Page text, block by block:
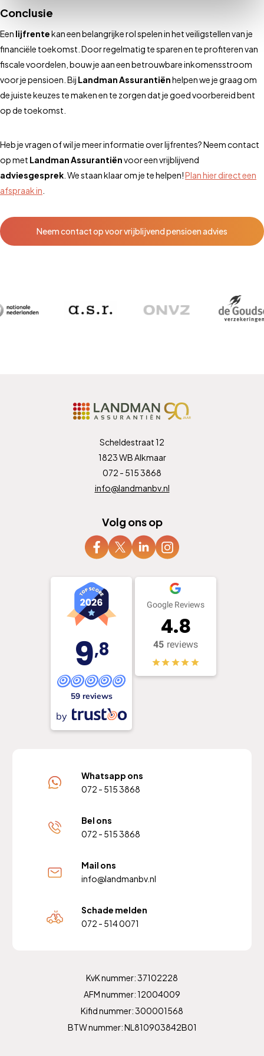
Conclusie
Een lijfrentekan een belangrijke rol spelen in het veiligstellen van je
financiële toekomst. Door regelmatig te sparen en te profiteren van
fiscale voordelen, bouw je aan een betrouwbare inkomensstroom
voor je pensioen. Bij Landman Assurantiënhelpen we je graag om
de juiste keuzes te maken en te zorgen dat je goed voorbereid bent
op de toekomst.
Heb je vragen of wil je meer informatie over lijfrentes? Neem contact
op met Landman Assurantiënvoor een vrijblijvend
adviesgesprek . We staan klaar om je te helpen!Plan hier direct een
afspraak in
Neem contact op voor vrijblijvend pensioen advies
Scheldestraat 12
1823 WB Alkmaar
072 - 515 3868
info@landmanbv.nl
Volg ons op
9,8
59 reviews
by
Google Reviews
4.8
45 reviews
Whatsapp ons
072 - 515 3868
Bel ons
072 - 515 3868
Mail ons
info@landmanbv.nl
Schade melden
072 - 514 0071
KvK nummer: 37102228
AFM nummer: 12004009
Kifid nummer: 300001568
BTW nummer: NL810903842B01